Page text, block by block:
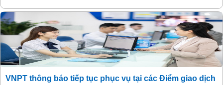
VNPT thông báo tiếp tục phục vụ tại các Điểm giao dịch